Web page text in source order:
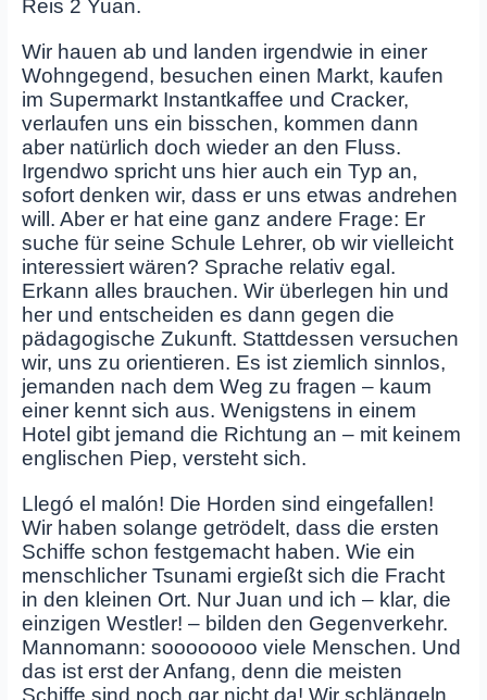
Reis 2 Yuan.
Wir hauen ab und landen irgendwie in einer
Wohngegend, besuchen einen Markt, kaufen
im Supermarkt Instantkaffee und Cracker,
verlaufen uns ein bisschen, kommen dann
aber natürlich doch wieder an den Fluss.
Irgendwo spricht uns hier auch ein Typ an,
sofort denken wir, dass er uns etwas andrehen
will. Aber er hat eine ganz andere Frage: Er
suche für seine Schule Lehrer, ob wir vielleicht
interessiert wären? Sprache relativ egal.
Erkann alles brauchen. Wir überlegen hin und
her und entscheiden es dann gegen die
pädagogische Zukunft. Stattdessen versuchen
wir, uns zu orientieren. Es ist ziemlich sinnlos,
jemanden nach dem Weg zu fragen – kaum
einer kennt sich aus. Wenigstens in einem
Hotel gibt jemand die Richtung an – mit keinem
englischen Piep, versteht sich.
Llegó el malón! Die Horden sind eingefallen!
Wir haben solange getrödelt, dass die ersten
Schiffe schon festgemacht haben. Wie ein
menschlicher Tsunami ergießt sich die Fracht
in den kleinen Ort. Nur Juan und ich – klar, die
einzigen Westler! – bilden den Gegenverkehr.
Mannomann: soooooooo viele Menschen. Und
das ist erst der Anfang, denn die meisten